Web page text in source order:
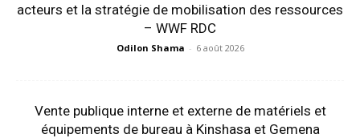
acteurs et la stratégie de mobilisation des ressources
– WWF RDC
Odilon Shama - 6 août 2026
Vente publique interne et externe de matériels et
équipements de bureau à Kinshasa et Gemena